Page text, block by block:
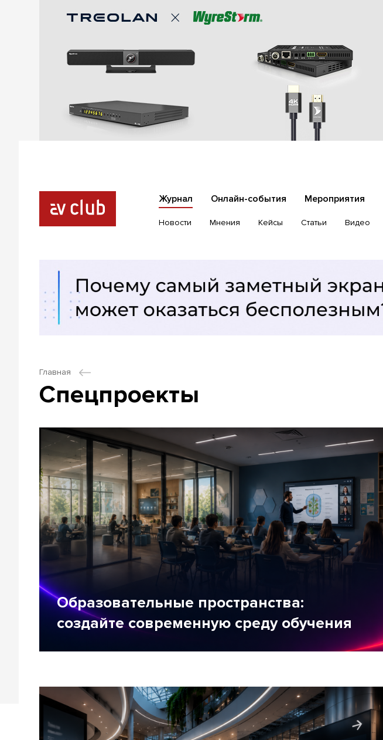
Журнал Онлайн-события Мероприятия
Новости Мнения Кейсы Статьи Видео
Главная
Спецпроекты
Образовательные пространства:
создайте современную среду обучения